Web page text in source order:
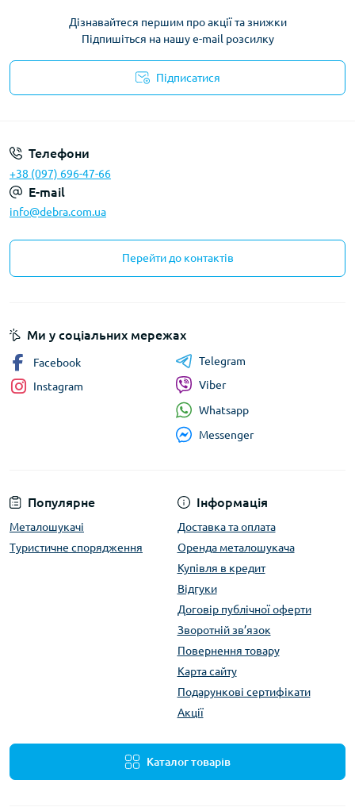
Дізнавайтеся першим про акції та знижки
Підпишіться на нашу e-mail розсилку
Підписатися
Телефони
+38 (097) 696-47-66
E-mail
info@debra.com.ua
Перейти до контактів
Популярне
Металошукачі
Туристичне спорядження
Інформація
Доставка та оплата
Оренда металошукача
Купівля в кредит
Відгуки
Договір публічної оферти
Зворотній зв’язок
Повернення товару
Карта сайту
Подарункові сертифікати
Акції
Каталог товарів
Ми у соціальних мережах
Facebook
Instagram
Telegram
Viber
Whatsapp
Messenger